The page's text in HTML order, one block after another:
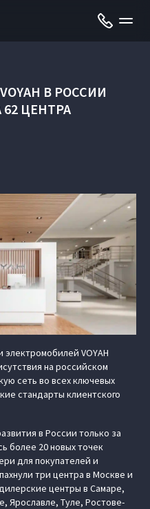
В РОССИИ
ЦЕНТРА
VOYAH
на российском
сеть во всех ключевых
стандарты клиентского
в России только за
более 20 новых точек
для покупателей и
три центра в Москве и
центры в Самаре,
Ярославле, Туле, Ростове-